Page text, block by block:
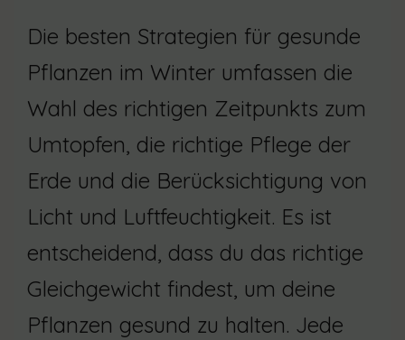
Die besten Strategien für gesunde
Pflanzen im Winter umfassen die
Wahl des richtigen Zeitpunkts zum
Umtopfen, die richtige Pflege der
Erde und die Berücksichtigung von
Licht und Luftfeuchtigkeit. Es ist
entscheidend, dass du das richtige
Gleichgewicht findest, um deine
Pflanzen gesund zu halten. Jede